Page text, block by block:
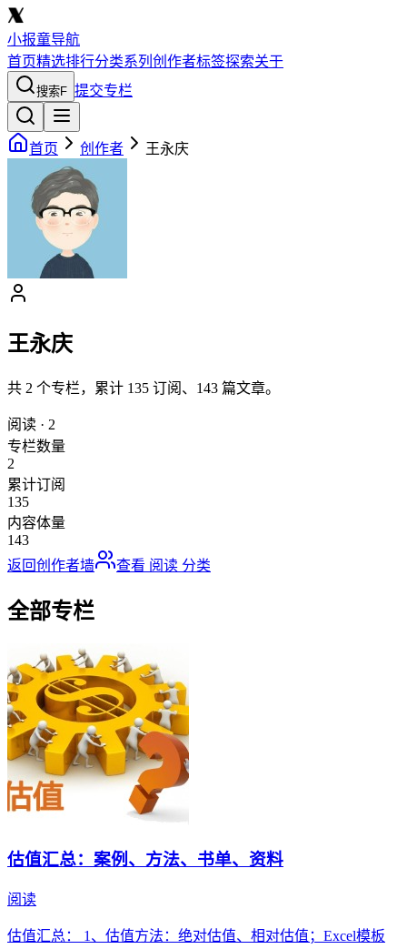
小报童导航
首页精选排行分类系列 创作者标签探索关于
搜索F 提交专栏
首页 创作者 王永庆
王永庆
共 2 个专栏，累计 135 订阅、 143 篇文章。
阅读 · 2
专栏数量
2
累计订阅
135
内容体量
143
返回创作者墙
查看 阅读 分类
全部专栏
估值汇总：案例、方法、书单、资料
阅读
估值汇总： 1、估值方法：绝对估值、相对估值；Excel模板